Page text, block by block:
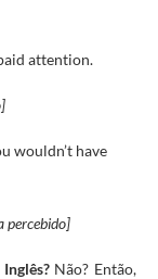
attention.
wouldn’t have
percebido]
Não? Então,